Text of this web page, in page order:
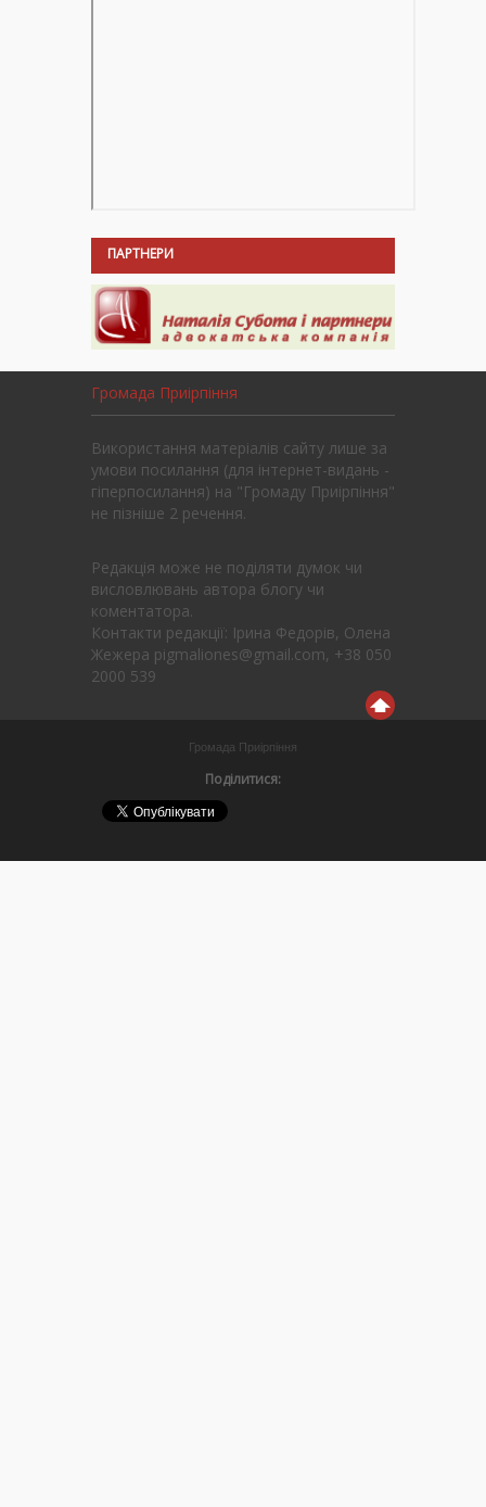
ПАРТНЕРИ
Громада Приірпіння
Використання матеріалів сайту лише за
умови посилання (для інтернет-видань -
гіперпосилання) на "Громаду Приірпіння"
не пізніше 2 речення.
Редакція може не поділяти думок чи
висловлювань автора блогу чи
коментатора.
Контакти редакції: Ірина Федорів, Олена
Жежера pigmaliones@gmail.com, +38 050
2000 539
Громада Приірпіння
Поділитися: